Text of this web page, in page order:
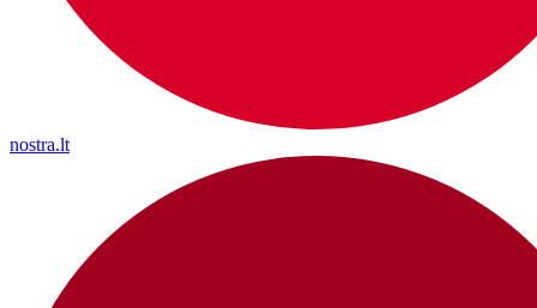
nostra.lt